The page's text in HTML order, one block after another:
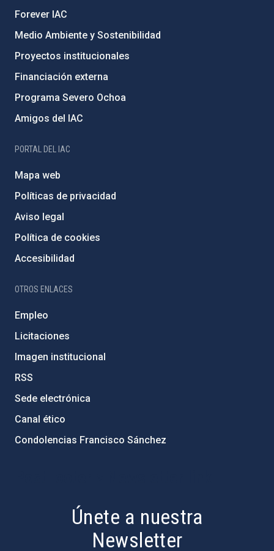
Forever IAC
Medio Ambiente y Sostenibilidad
Proyectos institucionales
Financiación externa
Programa Severo Ochoa
Amigos del IAC
PORTAL DEL IAC
Mapa web
Políticas de privacidad
Aviso legal
Política de cookies
Accesibilidad
OTROS ENLACES
Empleo
Licitaciones
Imagen institucional
RSS
Sede electrónica
Canal ético
Condolencias Francisco Sánchez
Únete a nuestra
Newsletter